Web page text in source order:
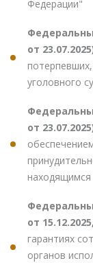
Федерации"
от
уголовного
от
находящимся
от
гарантиях
органов